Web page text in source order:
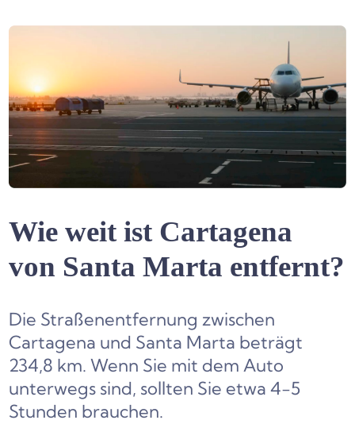
Wie weit ist Cartagena
von Santa Marta entfernt?
Die Straßenentfernung zwischen
Cartagena und Santa Marta beträgt
234,8 km. Wenn Sie mit dem Auto
unterwegs sind, sollten Sie etwa 4-5
Stunden brauchen.